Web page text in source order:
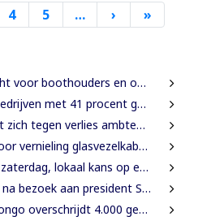
4 5 … › Volgende
pagina
»
pagina
en overbelasting Wijdenboschbrug
met 41 procent gegroeid
bij wijziging Wet Belastingdienst
Telesur; maskers en kabelknipper gevonden
lokaal kans op een bui
Simons: ‘Toename van rijkdom in Suriname’
overschrijdt 4.000 gevallen